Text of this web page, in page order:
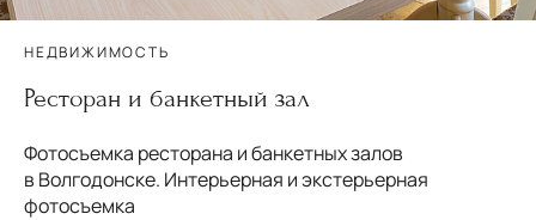
НЕДВИЖИМОСТЬ
Ресторан и банкетный зал
Фотосъемка ресторана и банкетных залов
в Волгодонске. Интерьерная и экстерьерная
фотосъемка